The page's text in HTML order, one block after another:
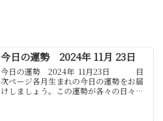
今日の運勢 2024年 11月 23日
今日の運勢 2024年 11月23日 目
次ぺージ各月生まれの今日の運勢をお届
けしましょう。この運勢が各々の日々に